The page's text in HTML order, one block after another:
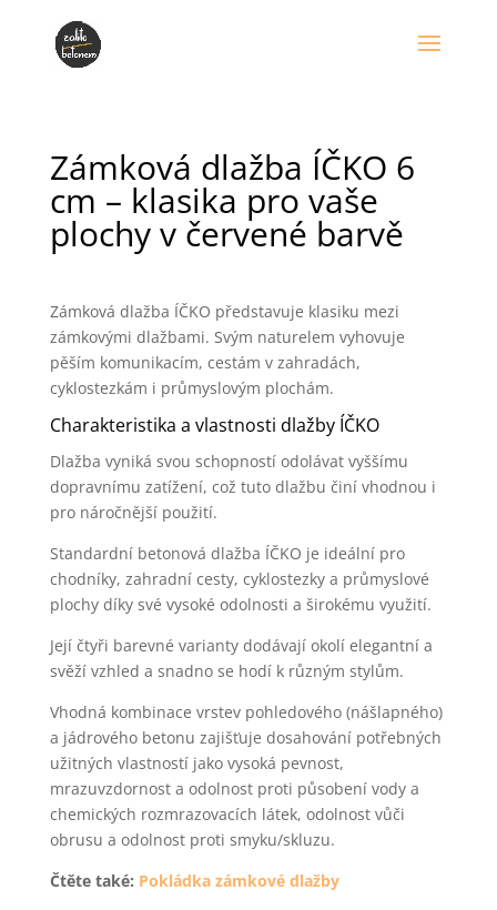
Zámková dlažba ÍČKO 6
cm – klasika pro vaše
plochy v červené barvě
Zámková dlažba ÍČKO představuje klasiku mezi
zámkovými dlažbami. Svým naturelem vyhovuje
pěším komunikacím, cestám v zahradách,
cyklostezkám i průmyslovým plochám.
Charakteristika a vlastnosti dlažby ÍČKO
Dlažba vyniká svou schopností odolávat vyššímu
dopravnímu zatížení, což tuto dlažbu činí vhodnou i
pro náročnější použití.
Standardní betonová dlažba ÍČKO je ideální pro
chodníky, zahradní cesty, cyklostezky a průmyslové
plochy díky své vysoké odolnosti a širokému využití.
Její čtyři barevné varianty dodávají okolí elegantní a
svěží vzhled a snadno se hodí k různým stylům.
Vhodná kombinace vrstev pohledového (nášlapného)
a jádrového betonu zajišťuje dosahování potřebných
užitných vlastností jako vysoká pevnost,
mrazuvzdornost a odolnost proti působení vody a
chemických rozmrazovacích látek, odolnost vůči
obrusu a odolnost proti smyku/skluzu.
Čtěte také: Pokládka zámkové dlažby